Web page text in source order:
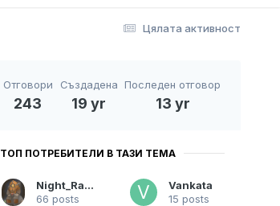
Цялата активност
Отговори
243
Създадена
19 yr
Последен отговор
13 yr
ТОП ПОТРЕБИТЕЛИ В ТАЗИ ТЕМА
Night_Raven
66 posts
Vankata
15 posts